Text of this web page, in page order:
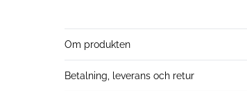
Om produkten
Betalning, leverans och retur